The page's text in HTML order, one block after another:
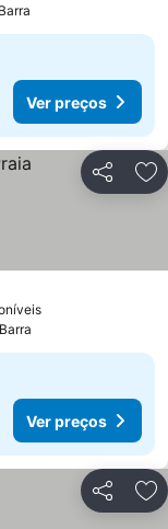
Ver preços
Partilhar
Ver preços
Partilhar